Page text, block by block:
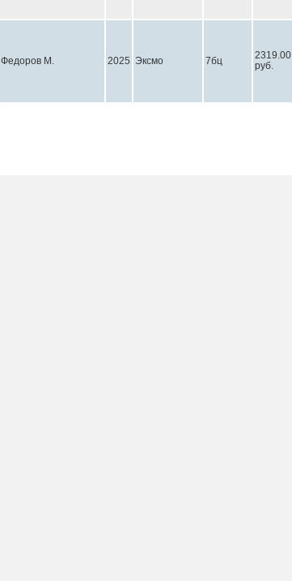
Федоров М. 2025 Эксмо 7бц
2319.00
руб.